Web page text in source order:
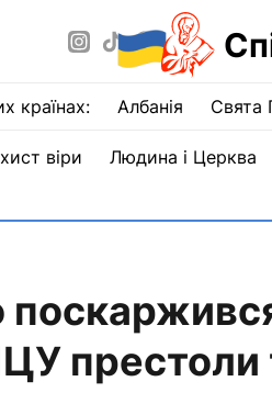
країнах: Албанія Свята
віри Людина і Церква
престоли